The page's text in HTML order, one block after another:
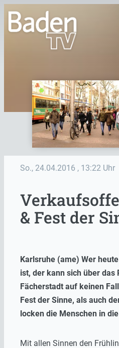
So., 24.04.2016 , 13:22 Uhr
& Fest der
Karlsruhe (ame) Wer
ist, der kann sich über das
Fächerstadt auf keinen
Fest der Sinne, als auch
locken die Menschen in
Mit allen Sinnen den